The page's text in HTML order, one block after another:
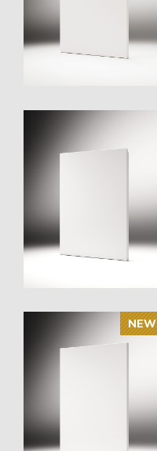
BIK-Tür
INK-Tür